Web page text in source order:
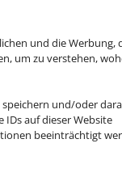
und die Werbung,
um zu verstehen,
speichern und/oder
auf dieser Website
beeinträchtigt